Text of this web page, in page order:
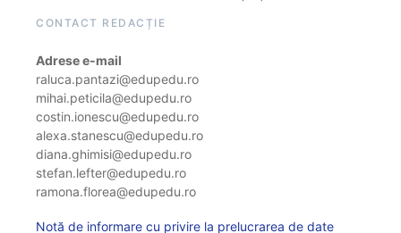
CONTACT REDACȚIE
Adrese e-mail
raluca.pantazi@edupedu.ro
mihai.peticila@edupedu.ro
costin.ionescu@edupedu.ro
alexa.stanescu@edupedu.ro
diana.ghimisi@edupedu.ro
stefan.lefter@edupedu.ro
ramona.florea@edupedu.ro
Notă de informare cu privire la prelucrarea de date